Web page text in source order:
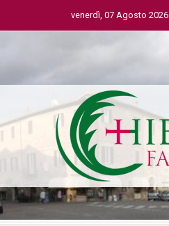
venerdì, 07 Agosto 2026